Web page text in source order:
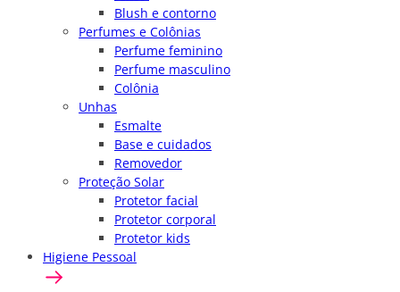
Blush e contorno
Perfumes e Colônias
Perfume feminino
Perfume masculino
Colônia
Unhas
Esmalte
Base e cuidados
Removedor
Proteção Solar
Protetor facial
Protetor corporal
Protetor kids
Higiene Pessoal